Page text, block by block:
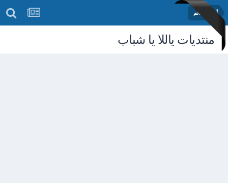
أخبار العالم
منتديات ياللا يا شباب